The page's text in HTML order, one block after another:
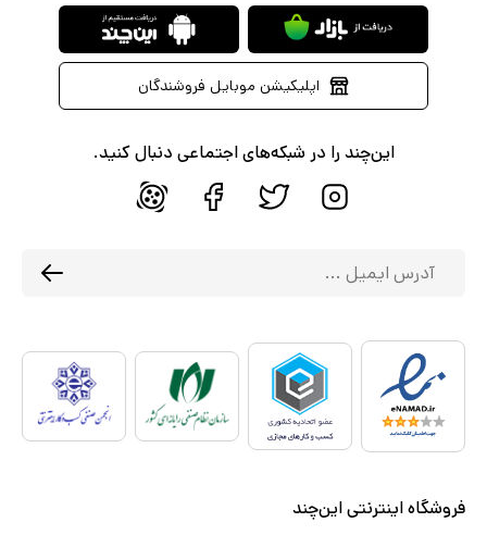
اپلیکیشن موبایل فروشندگان
این‌چند را در شبکه‌های اجتماعی دنبال کنید.
فروشگاه اینترنتی این‌چند